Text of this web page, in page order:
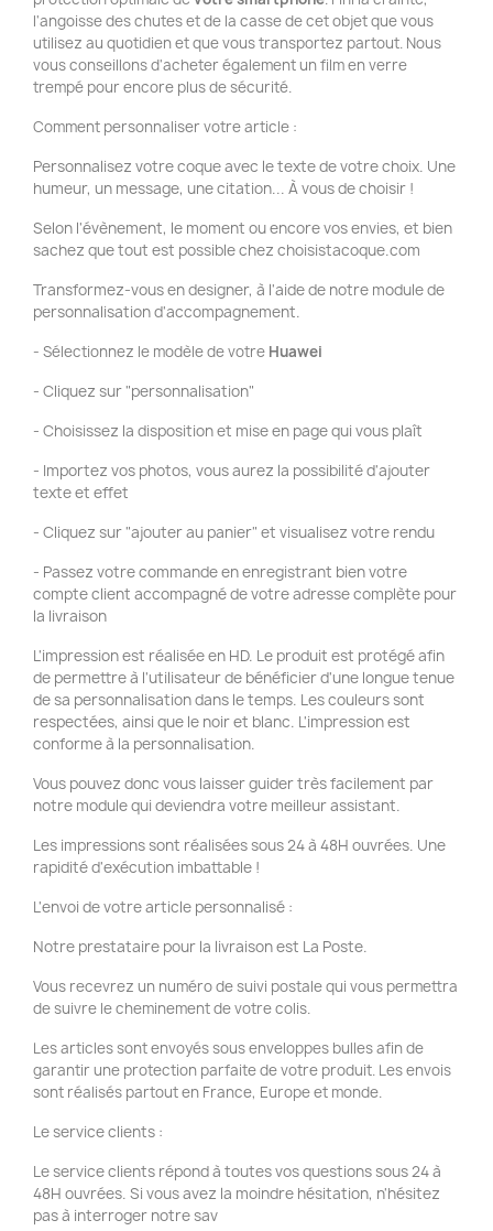
l'angoisse des chutes et de la casse de cet objet que vous
utilisez au quotidien et que vous transportez partout. Nous
vous conseillons d'acheter également un film en verre
trempé pour encore plus de sécurité.
Comment personnaliser votre article :
Personnalisez votre coque avec le texte de votre choix. Une
humeur, un message, une citation... À vous de choisir !
Selon l'évènement, le moment ou encore vos envies, et bien
sachez que tout est possible chez choisistacoque.com
Transformez-vous en designer, à l'aide de notre module de
personnalisation d'accompagnement.
- Sélectionnez le modèle de votre Huawei
- Cliquez sur "personnalisation"
- Choisissez la disposition et mise en page qui vous plaît
- Importez vos photos, vous aurez la possibilité d'ajouter
texte et effet
- Cliquez sur "ajouter au panier" et visualisez votre rendu
- Passez votre commande en enregistrant bien votre
compte client accompagné de votre adresse complète pour
la livraison
L'impression est réalisée en HD. Le produit est protégé afin
de permettre à l'utilisateur de bénéficier d'une longue tenue
de sa personnalisation dans le temps. Les couleurs sont
respectées, ainsi que le noir et blanc. L'impression est
conforme à la personnalisation.
Vous pouvez donc vous laisser guider très facilement par
notre module qui deviendra votre meilleur assistant.
Les impressions sont réalisées sous 24 à 48H ouvrées. Une
rapidité d'exécution imbattable !
L'envoi de votre article personnalisé :
Notre prestataire pour la livraison est La Poste.
Vous recevrez un numéro de suivi postale qui vous permettra
de suivre le cheminement de votre colis.
Les articles sont envoyés sous enveloppes bulles afin de
garantir une protection parfaite de votre produit. Les envois
sont réalisés partout en France, Europe et monde.
Le service clients :
Le service clients répond à toutes vos questions sous 24 à
48H ouvrées. Si vous avez la moindre hésitation, n'hésitez
pas à interroger notre sav